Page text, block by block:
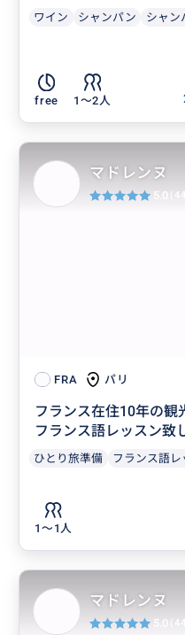
ワイン シャンパン シャン
free 1〜2人
FRA パリ
フランス在住10年の観
フランス語レッスン致
ひとり旅準備 フランス語レ
1〜1人
マドレンヌ
5.0
マドレンヌ
5.0